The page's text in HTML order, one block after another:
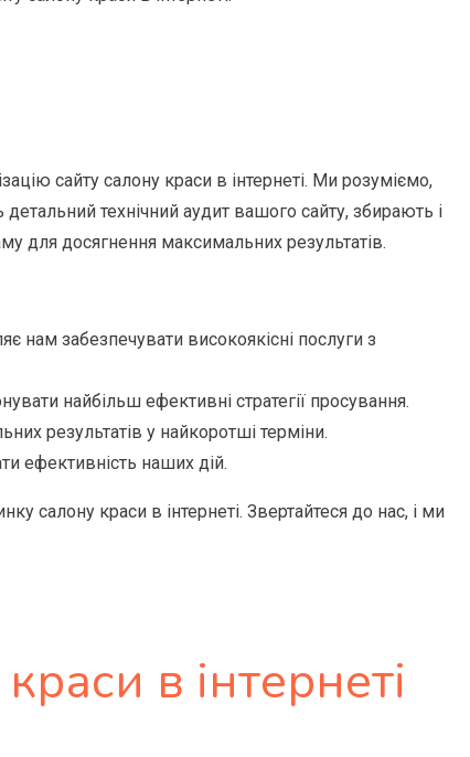
сайту салону краси в інтернеті. Ми розуміємо,
технічний аудит вашого сайту, збирають і
для досягнення максимальних результатів.
нам забезпечувати високоякісні послуги з
найбільш ефективні стратегії просування.
результатів у найкоротші терміни.
ефективність наших дій.
салону краси в інтернеті. Звертайтеся до нас, і ми
в інтернеті